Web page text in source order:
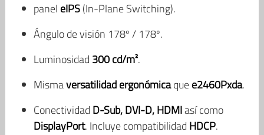
panel eIPS(In-Plane Switching).
Ángulo de visión 178º / 178º.
Luminosidad 300 cd/m².
Mismaversatilidad ergonómicaquee2460Pxda.
Conectividad D-Sub, DVI-D,HDMIasí como
DisplayPort. Incluye compatibilidad HDCP.